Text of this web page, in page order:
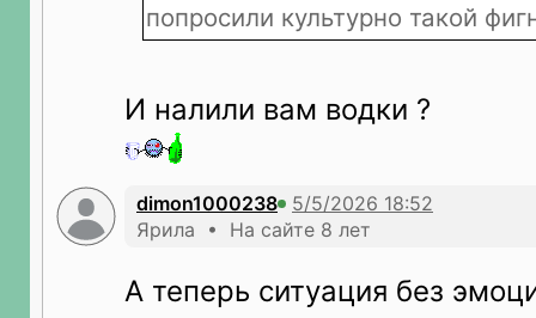
попросили культурно такой
И налили вам водки ?
dimon1000238
Ярила • На сайте 8 лет
А теперь ситуация без